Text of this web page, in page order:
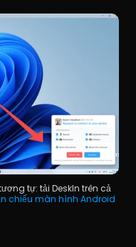
tự: tải DeskIn trên cả
chiếu màn hình Android